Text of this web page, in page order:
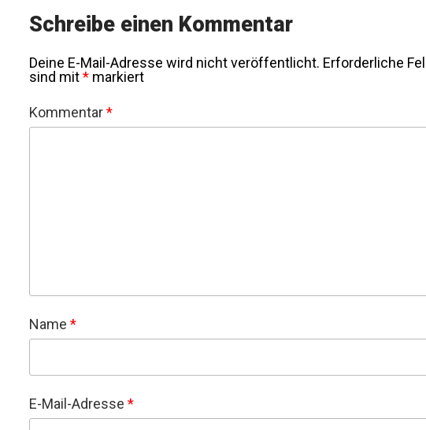
Schreibe einen Kommentar
Deine E-Mail-Adresse wird nicht veröffentlicht. Erforderliche
sind mit* markiert
Kommentar*
Name *
E-Mail-Adresse *